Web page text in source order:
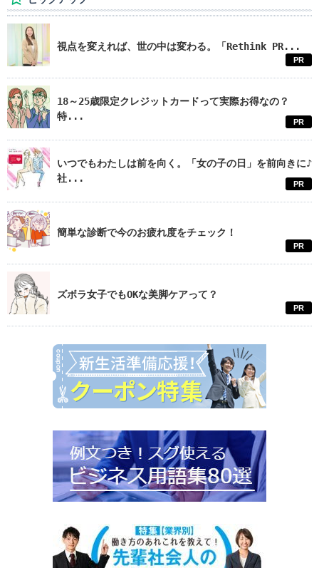
視点を変えれば、世の中は変わる。「Rethink PR...
PR
18～25歳限定クレジットカードって実際お得なの？
特...
PR
いつでもわたしは前を向く。「女の子の日」を前向きに♪
社...
PR
簡単な診断で今のお疲れ度をチェック！
PR
ズボラ女子でもOKな美脚ケアって？
PR